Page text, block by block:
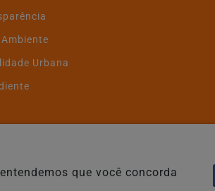
Urbana
que você concorda